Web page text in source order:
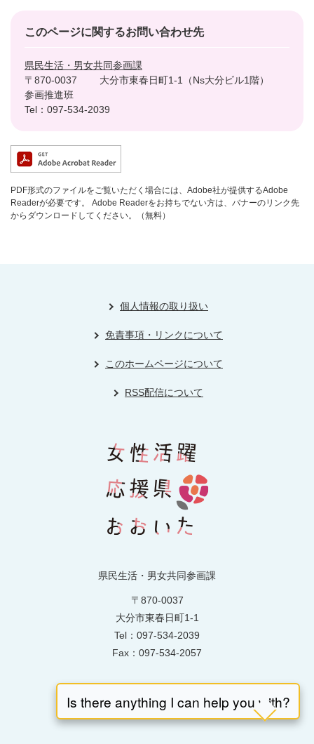
このページに関するお問い合わせ先
県民生活・男女共同参画課
〒870-0037
大分市東春日町1-1（Ns大分ビル1階）
参画推進班
Tel：097-534-2039
PDF形式のファイルをご覧いただく場合には、Adobe社が提供するAdobe
Readerが必要です。
Adobe Readerをお持ちでない方は、バナーのリンク先
からダウンロードしてください。（無料）
個人情報の取り扱い
免責事項・リンクについて
このホームページについて
RSS配信について
県民生活・男女共同参画課
〒870-0037
大分市東春日町1-1
Tel：097-534-2039
Fax：097-534-2057
お問い合わせはこちら